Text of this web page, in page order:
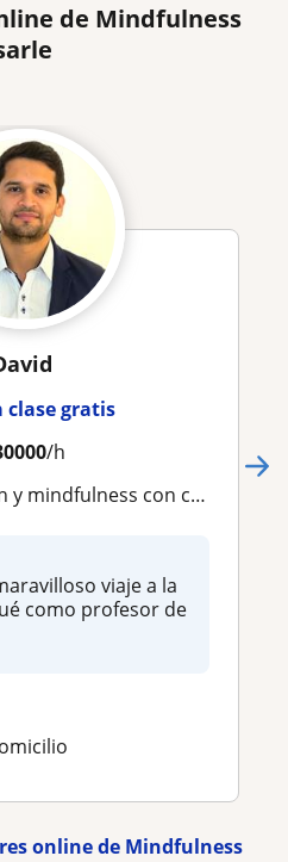
de Mindfulness
clase gratis
/h
en reducción del estrés, ansiedad y gestion de las emociones
viaje a la
como profesor de
online de Mindfulness